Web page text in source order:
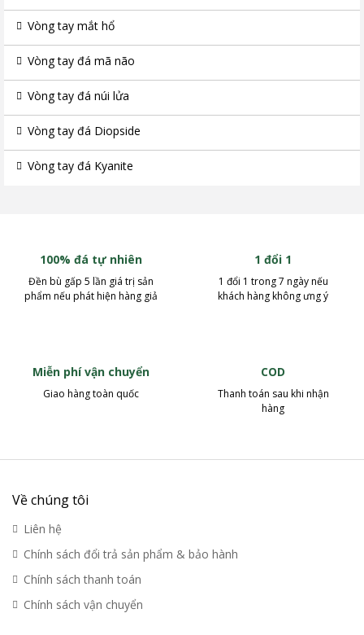
Vòng tay mắt hổ
Vòng tay đá mã não
Vòng tay đá núi lửa
Vòng tay đá Diopside
Vòng tay đá Kyanite
100% đá tự nhiên
Đền bù gấp 5 lần giá trị sản
phẩm nếu phát hiện hàng giả
1 đổi 1
1 đổi 1 trong 7 ngày nếu
khách hàng không ưng ý
Miễn phí vận chuyển
Giao hàng toàn quốc
COD
Thanh toán sau khi nhận
hàng
Về chúng tôi
Liên hệ
Chính sách đổi trả sản phẩm & bảo hành
Chính sách thanh toán
Chính sách vận chuyển